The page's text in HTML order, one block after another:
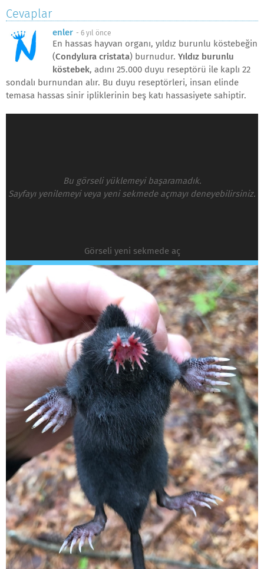
Cevaplar
enler - 6 yıl önce
En hassas hayvan organı, yıldız burunlu köstebeğin
(Condylura cristata) burnudur. Yıldız burunlu
köstebek, adını 25.000 duyu reseptörü ile kaplı 22
sondalı burnundan alır. Bu duyu reseptörleri, insan elinde
temasa hassas sinir ipliklerinin beş katı hassasiyete sahiptir.
Bu görseli yüklemeyi başaramadık.
Sayfayı yenilemeyi veya yeni sekmede açmayı deneyebilirsiniz.
Görseli yeni sekmede aç